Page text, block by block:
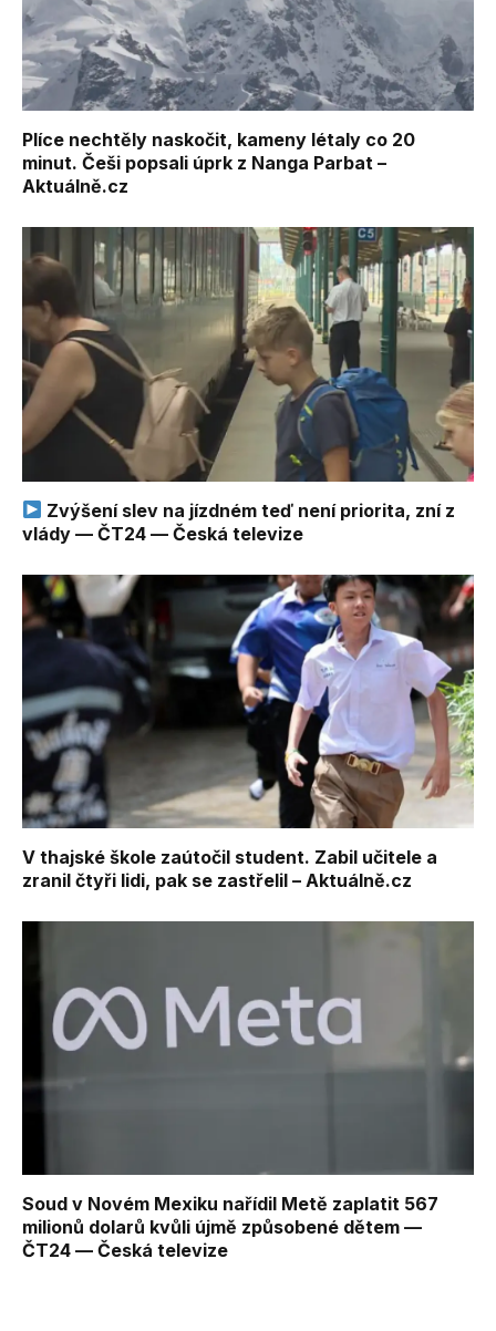
Plíce nechtěly naskočit, kameny létaly co 20
minut. Češi popsali úprk z Nanga Parbat –
Aktuálně.cz
Zvýšení slev na jízdném teď není priorita, zní z
vlády — ČT24 — Česká televize
V thajské škole zaútočil student. Zabil učitele a
zranil čtyři lidi, pak se zastřelil – Aktuálně.cz
Soud v Novém Mexiku nařídil Metě zaplatit 567
milionů dolarů kvůli újmě způsobené dětem —
ČT24 — Česká televize